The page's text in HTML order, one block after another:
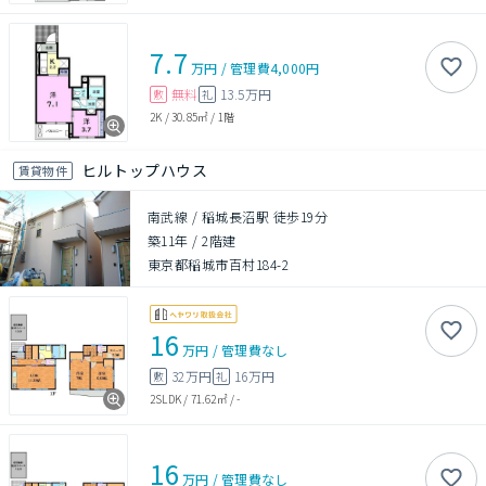
7.7 万円 /管理費4,000円
敷 無料 礼 13.5万円
2K /30.85㎡ / 1階
賃貸物件 ヒルトップハウス
南武線 / 稲城長沼駅 徒歩19分
築11年 /2階建
東京都稲城市百村184-2
16 万円 /管理費なし
敷 32万円 礼 16万円
2SLDK / 71.62㎡/-
16 万円 /管理費なし